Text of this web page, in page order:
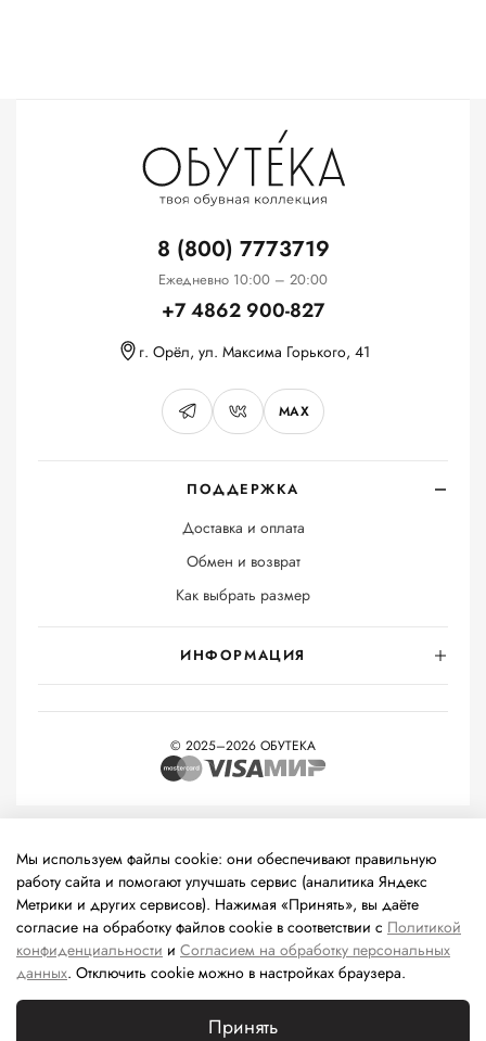
ПОДДЕРЖКА
Доставка и оплата
Обмен и возврат
Как выбрать размер
ИНФОРМАЦИЯ
8 (800) 7773719
Ежедневно 10:00 – 20:00
+7 4862 900-827
г. Орёл, ул. Максима Горького, 41
MAX
© 2025–2026 ОБУТЕКА
технологии
(информационные технологии предоставления
информации на основе сбора, систематизации и анализа
сведений, относящихся к предпочтениям пользователей сети
«Интернет», находящихся на территории Российской
Федерации).
Мы используем файлы cookie: они обеспечивают правильную
работу сайта и помогают улучшать сервис (аналитика Яндекс
Метрики и других сервисов). Нажимая «Принять», вы даёте
согласие на обработку файлов cookie в соответствии с Политикой
конфиденциальности и Согласием на обработку персональных
данных. Отключить cookie можно в настройках браузера.
Принять